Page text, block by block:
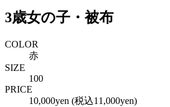
3歳女の子・被布
COLOR
赤
SIZE
100
PRICE
10,000yen (税込11,000yen)